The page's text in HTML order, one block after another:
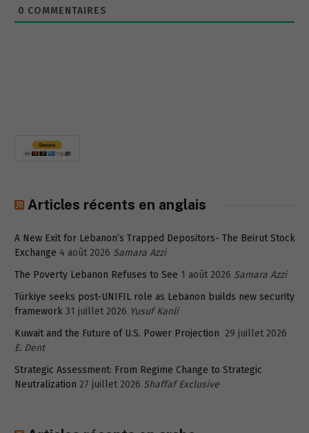
0 COMMENTAIRES
Articles récents en anglais
A New Exit for Lebanon’s Trapped Depositors- The Beirut Stock
Exchange 4 août 2026 Samara Azzi
The Poverty Lebanon Refuses to See 1 août 2026 Samara Azzi
Türkiye seeks post-UNIFIL role as Lebanon builds new security
framework 31 juillet 2026 Yusuf Kanli
Kuwait and the Future of U.S. Power Projection 29 juillet 2026
E. Dent
Strategic Assessment: From Regime Change to Strategic
Neutralization 27 juillet 2026 Shaffaf Exclusive